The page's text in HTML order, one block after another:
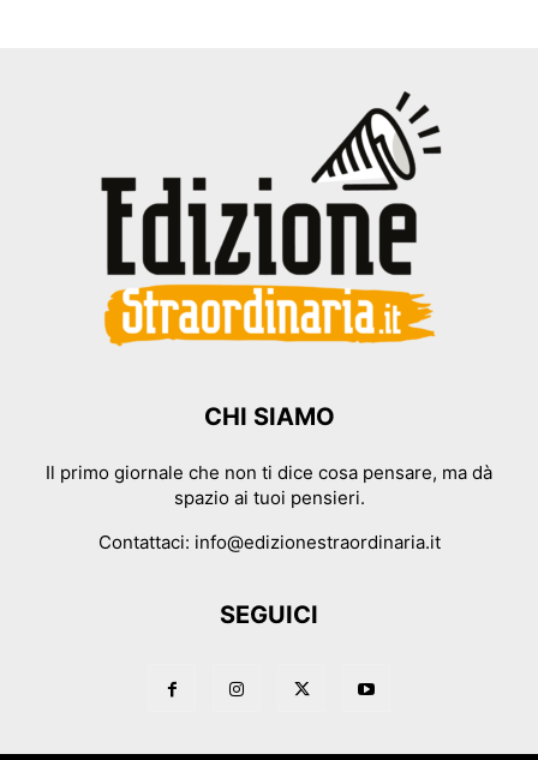
CHI SIAMO
Il primo giornale che non ti dice cosa pensare, ma dà
spazio ai tuoi pensieri.
Contattaci: info@edizionestraordinaria.it
SEGUICI